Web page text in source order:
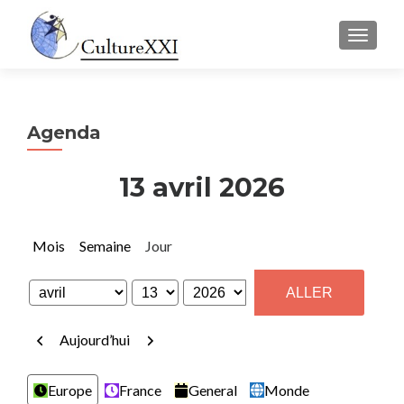
Agenda
13 avril 2026
Mois Semaine Jour
Mois
Jour
Année
Précédent
Aujourd’hui Suivant
Catégories
Europe France General
Monde